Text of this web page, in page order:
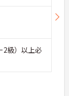
2級）以上必